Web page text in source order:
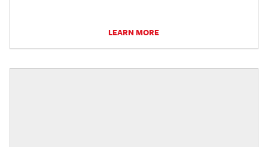
LEARN MORE